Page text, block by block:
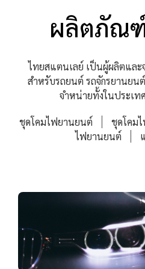
ผลิตภัณฑ์
ไทยสแตนเลย์ เป็นผู้ผลิตและ
สำหรับรถยนต์ รถจักรยานย
จำหน่ายทั้งในประเท
ชุดโคมไฟยานยนต์ ชุดโคม
ไฟยานยนต์